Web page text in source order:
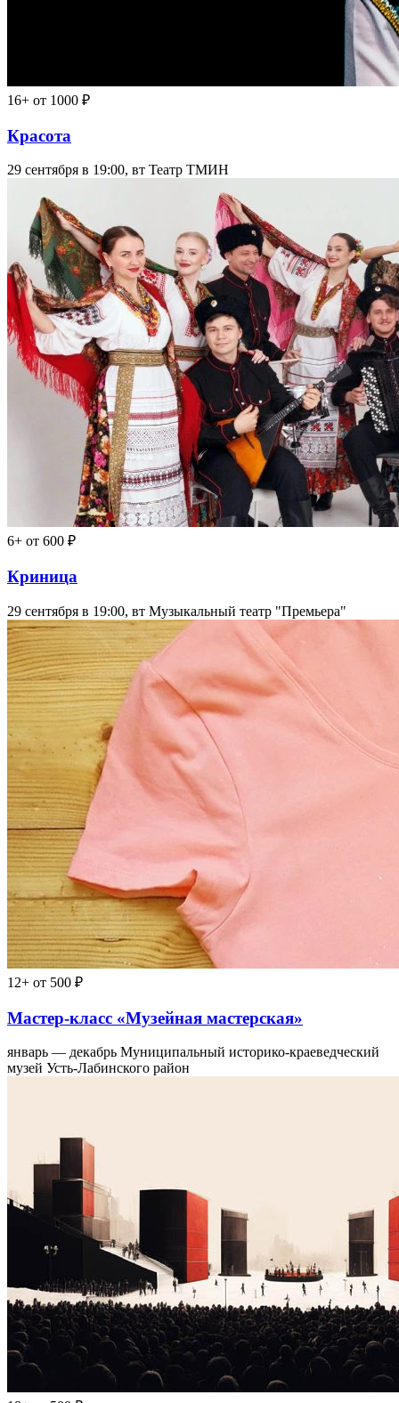
16+ от 1000 ₽
Красота
29 сентября в 19:00, вт Театр ТМИН
6+ от 600 ₽
Криница
29 сентября в 19:00, вт Музыкальный театр "Премьера"
12+ от 500 ₽
Мастер-класс «Музейная мастерская»
январь — декабрь Муниципальный историко-краеведческий
музей Усть-Лабинского район